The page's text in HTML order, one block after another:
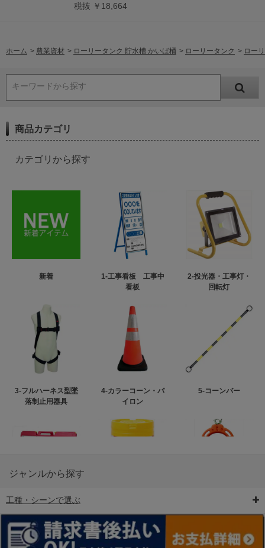
税抜 ￥18,664
ホーム > 農業資材 > ローリータンク 貯水槽 かいば桶 > ローリータンク > ロー
キーワードから探す
商品カテゴリ
カテゴリから探す
新着
1-工事看板 工事中
看板
2-投光器・工事灯・
回転灯
3-フルハーネス型墜
落制止用器具
4-カラーコーン・パ
イロン
5-コーンバー
6-矢印板/LED矢印板
ンス
ジャンルから探す
工種・シーンで選ぶ